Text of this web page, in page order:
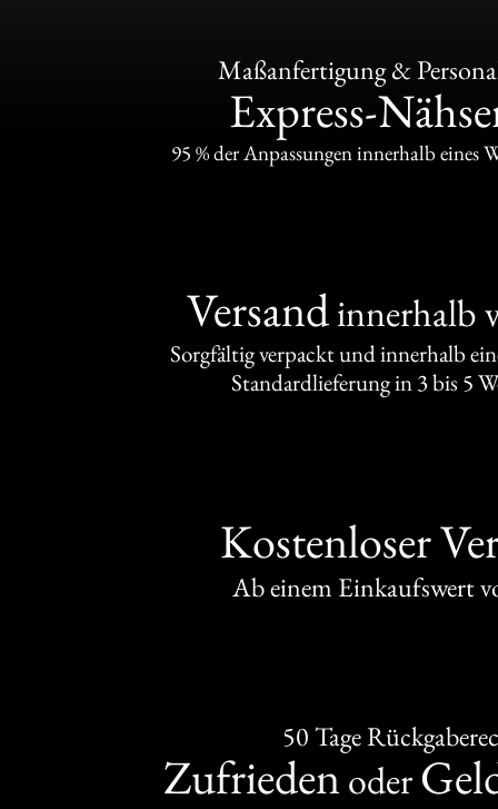
Maßanfertigung &
Express-
95 % der Anpassungen innerhalb eines
Versandinnerhalb
Sorgfältig verpackt und innerhalb
Standardlieferung in 3 bis 5
Kostenloser
Ab einem Einkaufswert
50 Tage
Zufrieden oder